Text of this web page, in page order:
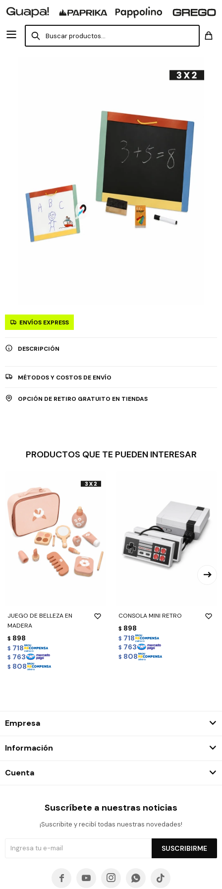
ENVÍOS EXPRESS
DESCRIPCIÓN
MÉTODOS Y COSTOS DE ENVÍO
OPCIÓN DE RETIRO GRATUITO EN TIENDAS
PRODUCTOS QUE TE PUEDEN INTERESAR
JUEGO DE BELLEZA EN
MADERA
$ 898
$ 718
$ 763
$ 808
CONSOLA MINI RETRO
$ 898
$ 718
$ 763
$ 808
Empresa
Información
Cuenta
Suscríbete a nuestras noticias
¡Suscribite y recibí todas nuestras novedades!
SUSCRIBIRME
    